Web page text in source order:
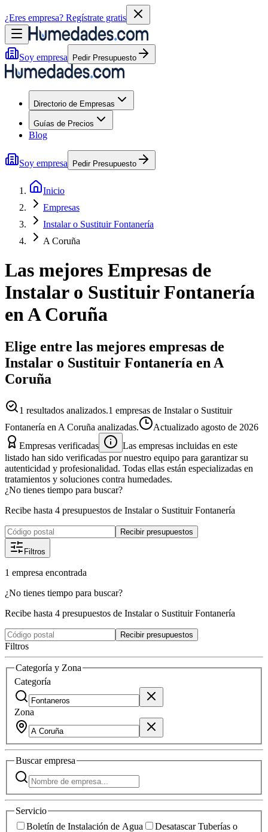
¿Eres empresa? Regístrate gratis
Soy empresa Pedir Presupuesto
Directorio de Empresas
Guías de Precios
Blog
Soy empresa Pedir Presupuesto
Inicio
Empresas
Instalar o Sustituir Fontanería
A Coruña
Las mejores Empresas de
Instalar o Sustituir Fontanería
enA Coruña
Elige entre las mejores empresas de
Instalar o Sustituir Fontanería en A
Coruña
1 resultados analizados.1 empresas de Instalar o Sustituir
Fontanería en A Coruña analizadas.
Actualizado agosto de 2026
Empresas verificadas
Las empresas incluidas en este
listado han sido verificadas por nuestro equipo para garantizar su
autenticidad y profesionalidad. Todas ellas están especializadas en
tratamientos y soluciones contra humedades.
¿No tienes tiempo para buscar?
Recibe hasta 4 presupuestos de Instalar o Sustituir Fontanería
Recibir presupuestos
Filtros
1 empresa encontrada
¿No tienes tiempo para buscar?
Recibe hasta 4 presupuestos de Instalar o Sustituir Fontanería
Recibir presupuestos
Filtros
Categoría y Zona
Categoría
Zona
Buscarempresa
Servicio
Boletín de Instalación de Agua
Desatascar Tuberías o